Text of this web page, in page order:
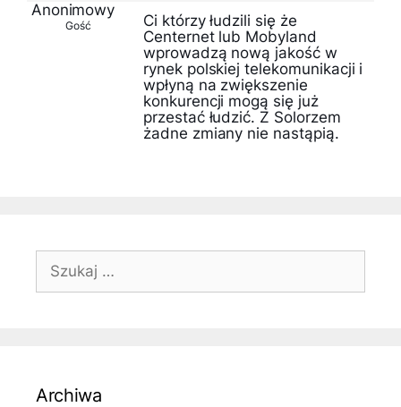
Anonimowy
Gość
Ci którzy łudzili się że
Centernet lub Mobyland
wprowadzą nową jakość w
rynek polskiej telekomunikacji i
wpłyną na zwiększenie
konkurencji mogą się już
przestać łudzić. Z Solorzem
żadne zmiany nie nastąpią.
Szukaj:
Archiwa